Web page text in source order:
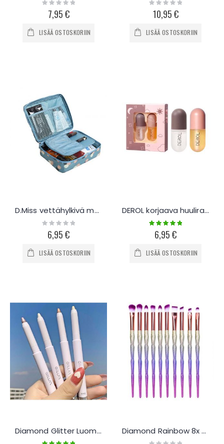
0%7,95 €
LISÄÄ OSTOSKORIIN
0%
10,95 €
LISÄÄ OSTOSKORIIN
D.Miss vettähylkivä meikkilaukku
Rating:
0%6,95 €
LISÄÄ OSTOSKORIIN
DEROL korjaava huulirasva setti
Rating:
100%
6,95 €
LISÄÄ OSTOSKORIIN
Diamond Glitter Luomivärikynä Diamond Rainbow 8x meikkisiveltimet